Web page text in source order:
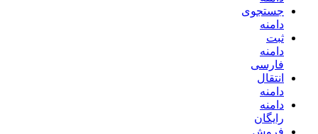
جستجوی
دامنه
ثبت
دامنه
فارسی
انتقال
دامنه
دامنه
رایگان
فروش